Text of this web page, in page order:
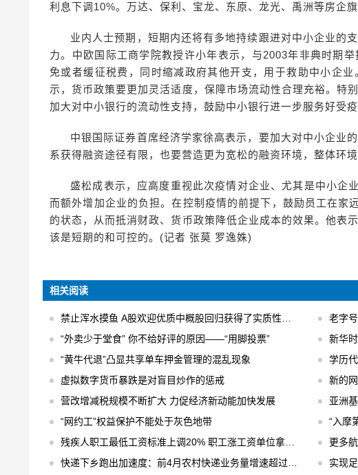
利息下调10%。万达、保利、宝龙、东原、龙光、禹洲等房企
业内人士预期，短期内还将有多地持续跟进对中小企业的
力。中欧国际工商学院教授许小年表示，与2003年非典时期
免或者缓征税费，同时缩减政府其他开支，用于救助中小企
示，货币政策要更加灵活适度，保障市场流动性合理充裕。特
加大对中小银行的流动性支持，鼓励中小银行进一步服务好受
中银国际证券首席经济学家徐高表示，要加大对中小企业
系获得融资途径有限，也要营造更为宽松的融资环境，整体环
盛松成表示，应高度重视此次疫情对企业、尤其是中小企
而额外增加企业的负担。在控制疫情的前提下，鼓励员工在家
的状态，从而抵消财政、货币政策降低企业成本的效果。他表
该是短期的和可控的。(记者 张莫 罗逸姝)
相关阅读
禁止浑水摸鱼 A股欢迎优质中概股回归获得了实质性的进展
老字
“外卖少于堂食” 你不给好评的原因——“用脚投票”
新华
“黄牛代退”凸显共享单车押金管理的混乱现象
学历
虚拟数字货币暴跌是对盲目炒作的惩戒
新的
营改增减税规模不断扩大 力促经济新动能加快发展
亚洲
“网约工”权益保护不能处于灰色地带
“入摩
残疾人职工最低工资标准上调20% 职工涨工资单位拿补贴
更多
快递下乡跑出加速度：前4月农村快递业务量增速超过30% 日均快件处理量达1.6亿件
实现足